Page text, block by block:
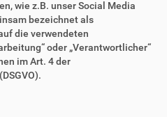
wie z.B. unser Social Media
bezeichnet als
die verwendeten
oder „Verantwortlicher“
im Art. 4 der